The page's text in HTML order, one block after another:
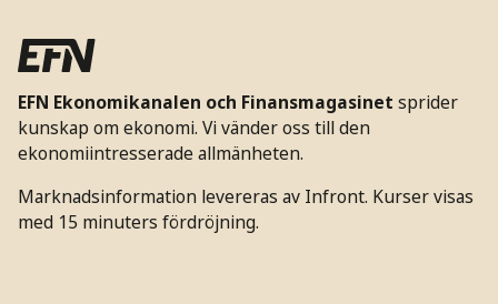
EFN Ekonomikanalen och Finansmagasinet sprider
kunskap om ekonomi. Vi vänder oss till den
ekonomiintresserade allmänheten.
Marknadsinformation levereras av Infront. Kurser visas
med 15 minuters fördröjning.